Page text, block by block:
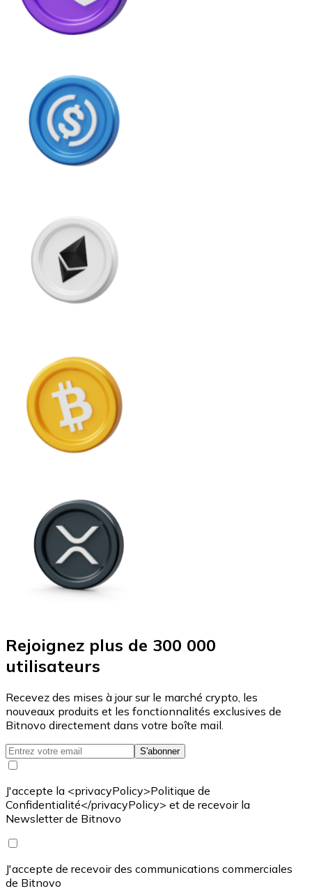
Rejoignez plus de 300 000
utilisateurs
Recevez des mises à jour sur le marché crypto, les
nouveaux produits et les fonctionnalités exclusives de
Bitnovo directement dans votre boîte mail.
S'abonner
J'accepte la <privacyPolicy>Politique de
Confidentialité</privacyPolicy> et de recevoir la
Newsletter de Bitnovo
J'accepte de recevoir des communications commerciales
de Bitnovo